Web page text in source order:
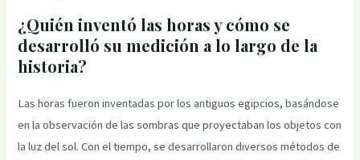
¿Quién inventó las horas y cómo se
desarrolló su medición a lo largo de la
historia?
Las horas fueron inventadas por los antiguos egipcios, basándose
en la observación de las sombras que proyectaban los objetos con
la luz del sol. Con el tiempo, se desarrollaron diversos métodos de